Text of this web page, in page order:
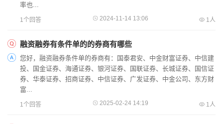
率也...
1个回答 2024-11-14 13:06 1人
融资融券有条件单的的券商有哪些
您好，融资融券条件单的券商有：国泰君安、中金财富证券、中信建
投、国金证券、海通证券、银河证券、国联证券、长城证券、国信证
券、华泰证券、招商证券、中信证券、广发证券、中金公司、东方财
富‌...
1个回答 2025-02-24 14:19 1人